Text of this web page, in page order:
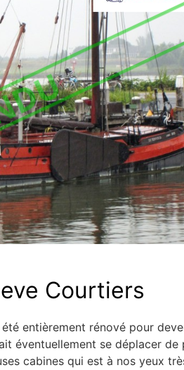
Courtiers
entièrement rénové pour
éventuellement se déplacer
cabines qui est à nos yeux